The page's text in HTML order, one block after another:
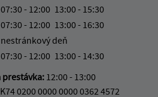
07:30 - 12:00 13:00 - 15:30
07:30 - 12:00 13:00 - 16:30
nestránkový deň
07:30 - 12:00 13:00 - 14:30
prestávka: 12:00 - 13:00
0200 0000 0000 0362 4572